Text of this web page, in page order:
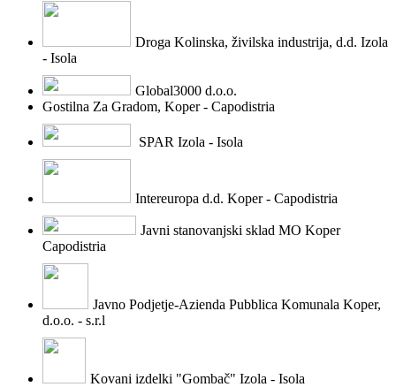
Droga Kolinska, živilska industrija, d.d. Izola
- Isola
Global3000 d.o.o.
Gostilna Za Gradom, Koper - Capodistria
SPAR Izola - Isola
Intereuropa d.d. Koper - Capodistria
Javni stanovanjski sklad MO Koper
Capodistria
Javno Podjetje-Azienda Pubblica Komunala Koper,
d.o.o. - s.r.l
Kovani izdelki "Gombač" Izola - Isola